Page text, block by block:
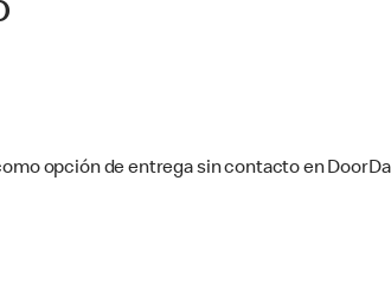
opción de entrega sin contacto en